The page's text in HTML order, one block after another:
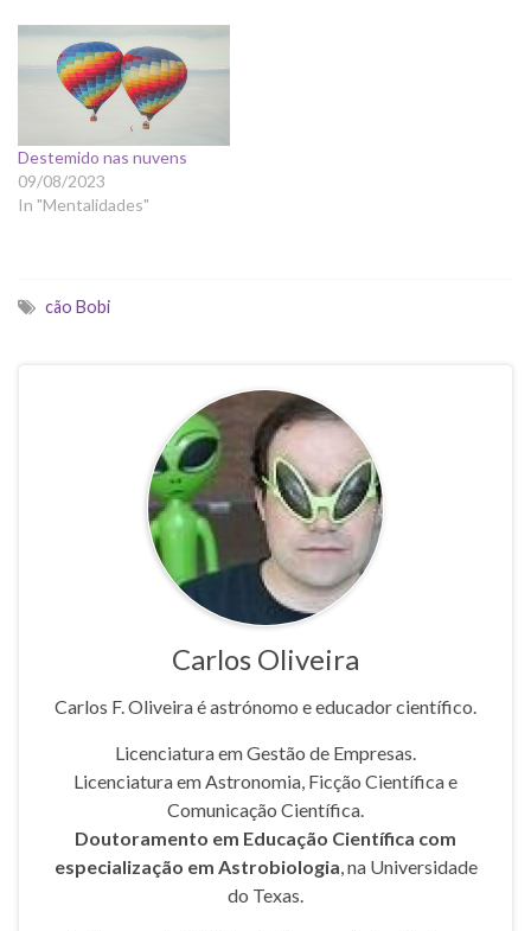
Destemido nas nuvens
09/08/2023
In "Mentalidades"
cão Bobi
Carlos Oliveira
Carlos F. Oliveira é astrónomo e educador científico.
Licenciatura em Gestão de Empresas.
Licenciatura em Astronomia, Ficção Científica e
Comunicação Científica.
Doutoramento em Educação Científica com
especialização em Astrobiologia, na Universidade
do Texas.